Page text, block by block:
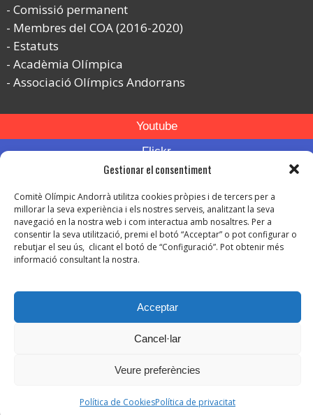
Gestionar el consentiment
Comitè Olímpic Andorrà utilitza cookies pròpies i de tercers per a
millorar la seva experiència i els nostres serveis, analitzant la seva
navegació en la nostra web i com interactua amb nosaltres. Per a
consentir la seva utilització, premi el botó “Acceptar” o pot configurar o
rebutjar el seu ús, clicant el botó de “Configuració”. Pot obtenir més
informació consultant la nostra.
Acceptar
Cancel·lar
Veure preferències
Política de CookiesPolítica de privacitat
Comissió permanent
Membres del COA (2016-2020)
Estatuts
Acadèmia Olímpica
Associació Olímpics Andorrans
Youtube
Flickr
Instagram
Avís legal-
Política de privacitat
-
Política de Cookies